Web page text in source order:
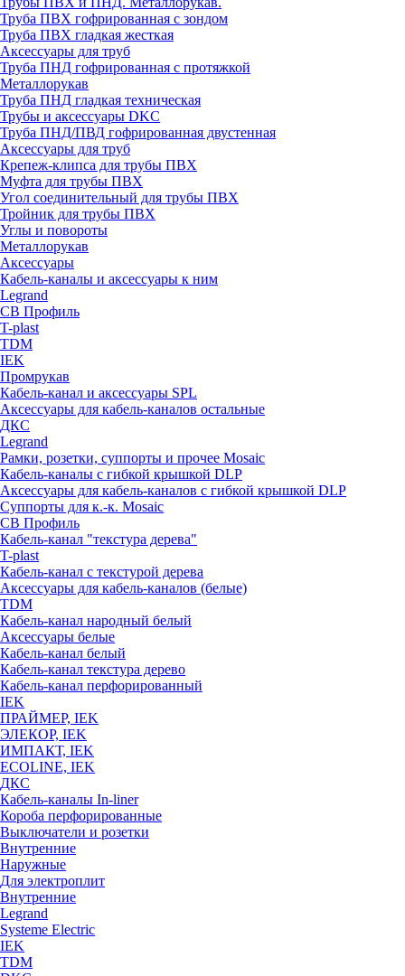
Труба ПВХ гофрированная с зондом
Труба ПВХ гладкая жесткая
Аксессуары для труб
Труба ПНД гофрированная с протяжкой
Металлорукав
Труба ПНД гладкая техническая
Трубы и аксессуары DKC
Труба ПНД/ПВД гофрированная двустенная
Аксессуары для труб
Крепеж-клипса для трубы ПВХ
Муфта для трубы ПВХ
Угол соединительный для трубы ПВХ
Тройник для трубы ПВХ
Углы и повороты
Металлорукав
Аксессуары
Кабель-каналы и аксессуары к ним
Legrand
СВ Профиль
T-plast
TDM
IEK
Промрукав
Кабель-канал и аксессуары SPL
Аксессуары для кабель-каналов остальные
ДКС
Legrand
Рамки, розетки, суппорты и прочее Mosaic
Кабель-каналы с гибкой крышкой DLP
Аксессуары для кабель-каналов с гибкой крышкой DLP
Суппорты для к.-к. Mosaic
СВ Профиль
Кабель-канал "текстура дерева"
T-plast
Кабель-канал с текстурой дерева
Аксессуары для кабель-каналов (белые)
TDM
Кабель-канал народный белый
Аксессуары белые
Кабель-канал белый
Кабель-канал текстура дерево
Кабель-канал перфорированный
IEK
ПРАЙМЕР, IEK
ЭЛЕКОР, IEK
ИМПАКТ, IEK
ECOLINE, IEK
ДКС
Кабель-каналы In-liner
Короба перфорированные
Выключатели и розетки
Внутренние
Наружные
Для электроплит
Внутренние
Legrand
Systeme Electric
IEK
TDM